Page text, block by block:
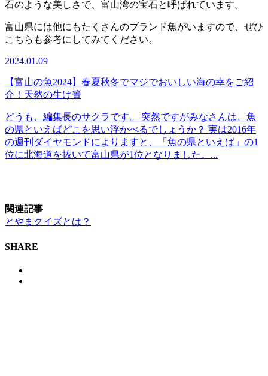
石のような美しさで、富山湾の宝石と呼ばれています。
富山県には他にもたくさんのブランド魚がいますので、ぜひ
こちらも参考にしてみてください。
2024.01.09
【富山の魚2024】春夏秋冬でマジでおいしい海の幸をご紹
介！天然の生け簀
どうも、編集長のサクラです。 突然ですがみなさんは、魚
の県といえばどこを思い浮かべるでしょうか？ 実は2016年
の週刊ダイヤモンドによりますと、「魚の県といえば」の1
位に北海道を抜いて富山県が1位となりました。...
関連記事
とやまクイズとは？
SHARE